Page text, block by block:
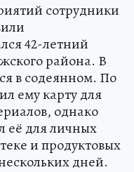
сотрудники
42-летний
района. В
в содеянном. По
ему карту для
однако
её для личных
и продуктовых
дней.